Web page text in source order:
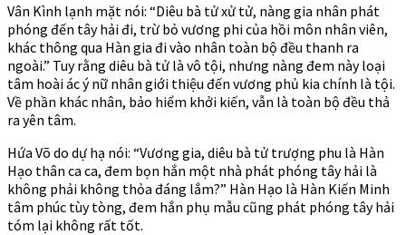
Vân Kình lạnh mặt nói: “Diêu bà tử xử tử, nàng gia nhân phát
phóng đến tây hải đi, trừ bỏ vương phi của hồi môn nhân viên,
khác thông qua Hàn gia đi vào nhân toàn bộ đều thanh ra
ngoài.” Tuy rằng diêu bà tử là vô tội, nhưng nàng đem này loại
tâm hoài ác ý nữ nhân giới thiệu đến vương phủ kia chính là tội.
Về phần khác nhân, bảo hiểm khởi kiến, vẫn là toàn bộ đều thả
ra yên tâm.
Hứa Võ do dự hạ nói: “Vương gia, diêu bà tử trượng phu là Hàn
Hạo thân ca ca, đem bọn hắn một nhà phát phóng tây hải là
không phải không thỏa đáng lắm?” Hàn Hạo là Hàn Kiến Minh
tâm phúc tùy tòng, đem hắn phụ mẫu cũng phát phóng tây hải
tóm lại không rất tốt.